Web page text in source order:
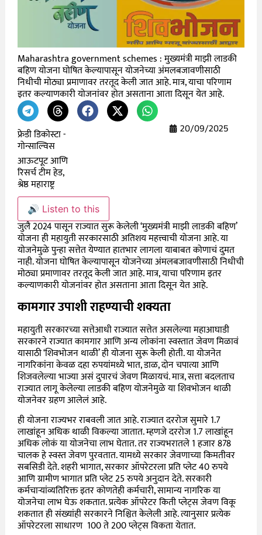
Maharashtra government schemes : मुख्यमंत्री माझी लाडकी
बहिण योजना घोषित केल्यापासून योजनेच्या अंमलबजावणीसाठी
निधीची मोठ्या प्रमाणावर तरतूद केली जात आहे. मात्र, याचा परिणाम
इतर कल्याणकारी योजनांवर होत असताना आता दिसून येत आहे.
फ्रेडी डिकोस्टा -
गोन्साल्विस
आऊटपूट आणि
रिसर्च टीम हेड,
श्रेष्ठ महाराष्ट्र
20/09/2025
🔊 Listen to this
जुलै 2024 पासून राज्यात सुरू केलेली ‘मुख्यमंत्री माझी लाडकी बहिण’
योजना ही महायुती सरकारसाठी अतिशय महत्त्वाची योजना आहे. या
योजनेमुळे पुन्हा सत्तेत येण्यात हातभार लागला याबाबत कोणाचं दुमत
नाही. योजना घोषित केल्यापासून योजनेच्या अंमलबजावणीसाठी निधीची
मोठ्या प्रमाणावर तरतूद केली जात आहे. मात्र, याचा परिणाम इतर
कल्याणकारी योजनांवर होत असताना आता दिसून येत आहे.
कामगार उपाशी राहण्याची शक्यता
महायुती सरकारच्या सत्तेआधी राज्यात सत्तेत असलेल्या महाआघाडी
सरकारने राज्यात कामगार आणि अन्य लोकांना स्वस्तात जेवण मिळावं
यासाठी ‘शिवभोजन थाळी’ ही योजना सुरू केली होती. या योजनेत
नागरिकांना केवळ दहा रुपयांमध्ये भात, डाळ, दोन चपात्या आणि
शिजवलेल्या भाज्या असं दुपारचं जेवण मिळायचं. मात्र, सत्ता बदलताच
राज्यात लागू केलेल्या लाडकी बहिण योजनेमुळे या शिवभोजन थाळी
योजनेवर ग्रहण आलेलं आहे.
ही योजना राज्यभर राबवली जात आहे. राज्यात दररोज सुमारे 1.7
लाखांहून अधिक थाळी विकल्या जातात. म्हणजे दररोज 1.7 लाखांहून
अधिक लोकं या योजनेचा लाभ घेतात. तर राज्यभरातले 1 हजार 878
चालक हे स्वस्त जेवण पुरवतात. यामध्ये सरकार जेवणाच्या किमतीवर
सबसिडी देते. शहरी भागात, सरकार ऑपरेटरला प्रति प्लेट 40 रुपये
आणि ग्रामीण भागात प्रति प्लेट 25 रुपये अनुदान देते. सरकारी
कर्मचाऱ्यांव्यतिरिक्त इतर कोणतेही कर्मचारी, सामान्य नागरिक या
योजनेचा लाभ घेऊ शकतात. प्रत्येक ऑपरेटर किती प्लेट्स जेवण विकू
शकतात ही संख्यांही सरकारने निश्चित केलेली आहे. त्यानुसार प्रत्येक
ऑपरेटरला साधारण 100 ते 200 प्लेट्स विकता येतात.